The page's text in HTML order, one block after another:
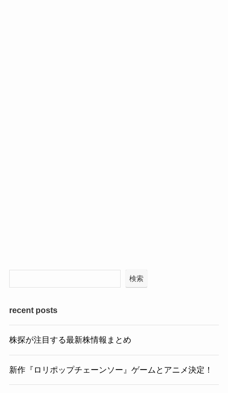
検索
recent posts
株探が注目する最新株情報まとめ
新作『ロリポップチェーンソー』ゲームとアニメ決定！